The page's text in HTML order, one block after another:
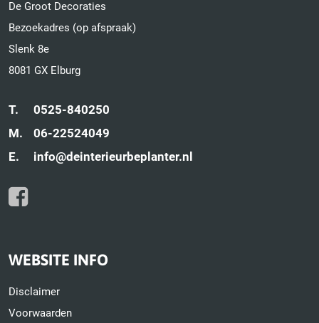
De Groot Decoraties
Bezoekadres (op afspraak)
Slenk 8e
8081 GX Elburg
T.
0525-840250
M.
06-22524049
E.
info@deinterieurbeplanter.nl
WEBSITE INFO
Disclaimer
Voorwaarden